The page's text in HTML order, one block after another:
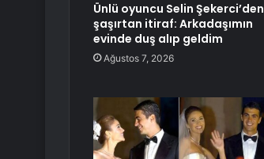
Ünlü oyuncu Selin Şekerci’den
şaşırtan itiraf: Arkadaşımın
evinde duş alıp geldim
Ağustos 7, 2026